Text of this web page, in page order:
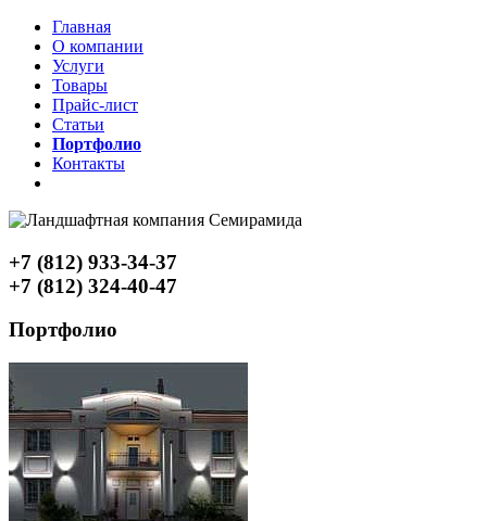
Главная
О компании
Услуги
Товары
Прайс-лист
Статьи
Портфолио
Контакты
+7 (812) 933-34-37
+7 (812) 324-40-47
Портфолио